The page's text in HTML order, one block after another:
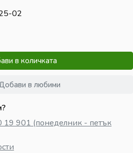
02
в количката
в любими
19 901 (понеделник - петък